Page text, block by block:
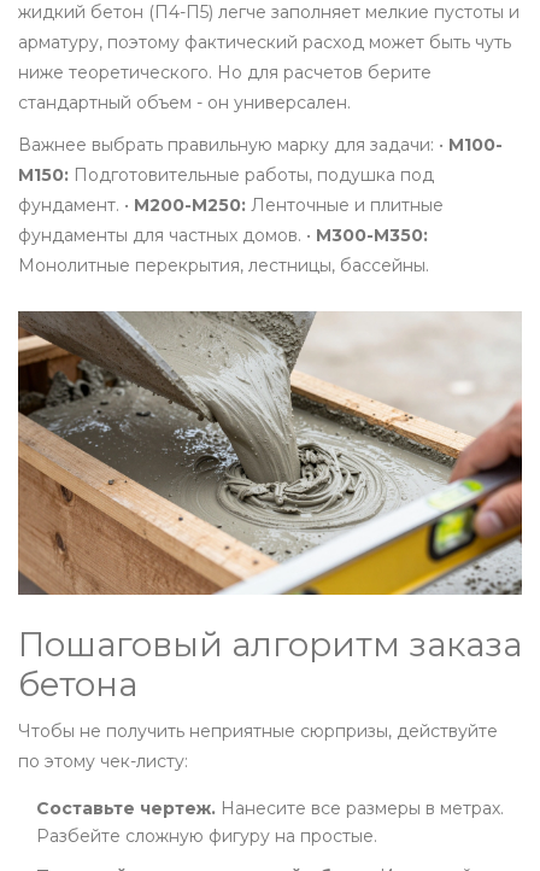
жидкий бетон (П4-П5) легче заполняет мелкие пустоты и
арматуру, поэтому фактический расход может быть чуть
ниже теоретического. Но для расчетов берите
стандартный объем - он универсален.
Важнее выбрать правильную марку для задачи: • М100-
М150: Подготовительные работы, подушка под
фундамент. • М200-М250: Ленточные и плитные
фундаменты для частных домов. • М300-М350:
Монолитные перекрытия, лестницы, бассейны.
Пошаговый алгоритм заказа
бетона
Чтобы не получить неприятные сюрпризы, действуйте
по этому чек-листу:
Составьте чертеж. Нанесите все размеры в метрах.
Разбейте сложную фигуру на простые.